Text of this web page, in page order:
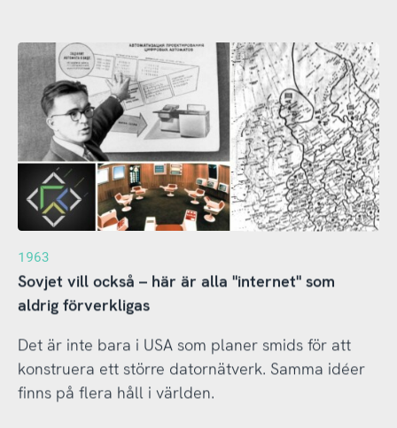
1963
Sovjet vill också – här är alla "internet" som
aldrig förverkligas
Det är inte bara i USA som planer smids för att
konstruera ett större datornätverk. Samma idéer
finns på flera håll i världen.